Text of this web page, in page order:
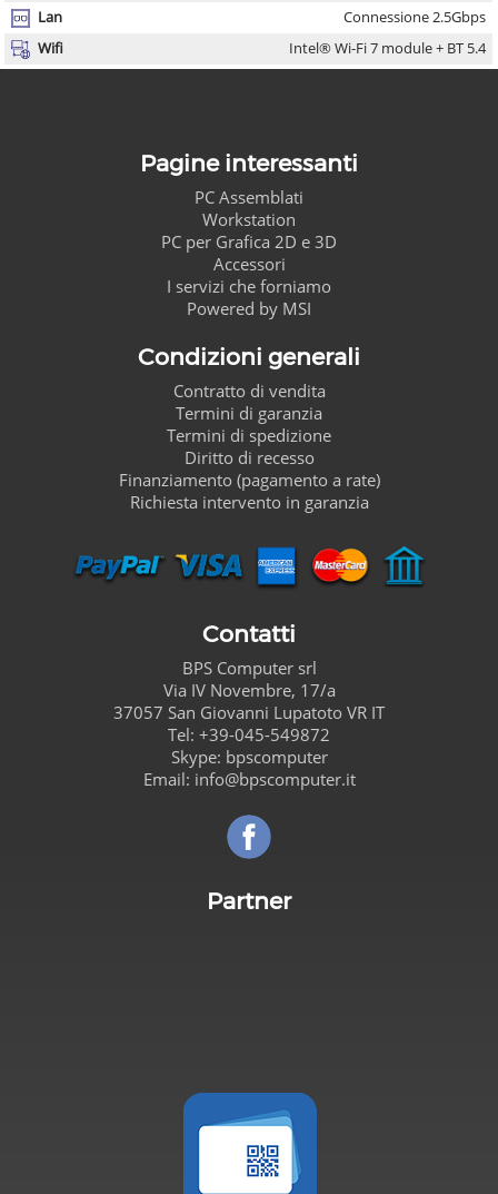
Lan
Connessione 2.5Gbps
Wifi
Intel® Wi-Fi 7 module + BT 5.4
Pagine interessanti
PC Assemblati
Workstation
PC per Grafica 2D e 3D
Accessori
I servizi che forniamo
Powered by MSI
Condizioni generali
Contratto di vendita
Termini di garanzia
Termini di spedizione
Diritto di recesso
Finanziamento (pagamento a rate)
Richiesta intervento in garanzia
Contatti
BPS Computersrl
Via IV Novembre, 17/a
37057 San Giovanni Lupatoto VR IT
Tel: +39-045-549872
Skype: bpscomputer
Email: info@bpscomputer.it
Partner